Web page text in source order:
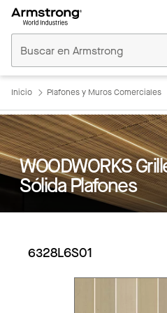
Inicio
Inicio Plafones y Muros Comerciales
WOODWORKS
Sólida Plafones
6328L6S01